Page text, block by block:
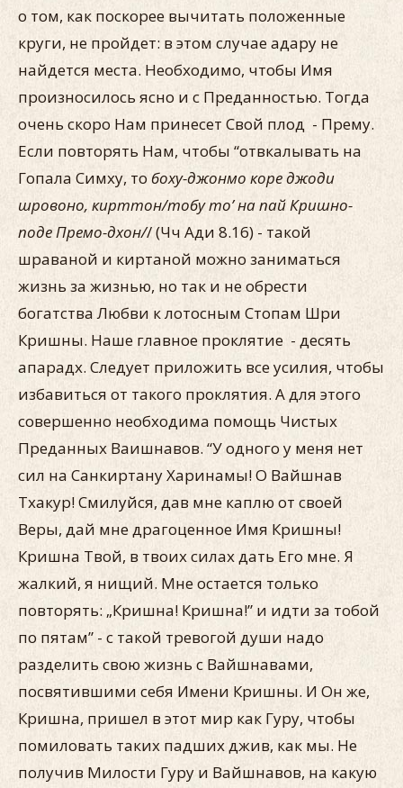
о том, как поскорее вычитать положенные
круги, не пройдет: в этом случае адару не
найдется места. Необходимо, чтобы Имя
произносилось ясно и с Преданностью. Тогда
очень скоро Нам принесет Свой плод - Прему.
Если повторять Нам, чтобы “отвкалывать на
Гопала Симху, то боху-джонмо коре джоди
шровоно, кирттон/тобу то’ на пай Кришно-
поде Премо-дхон// (Чч Ади 8.16) - такой
шраваной и киртаной можно заниматься
жизнь за жизнью, но так и не обрести
богатства Любви к лотосным Стопам Шри
Кришны. Наше главное проклятие - десять
апарадх. Следует приложить все усилия, чтобы
избавиться от такого проклятия. А для этого
совершенно необходима помощь Чистых
Преданных Ваишнавов. “У одного у меня нет
сил на Санкиртану Харинамы! О Вайшнав
Тхакур! Смилуйся, дав мне каплю от своей
Веры, дай мне драгоценное Имя Кришны!
Кришна Твой, в твоих силах дать Его мне. Я
жалкий, я нищий. Мне остается только
повторять: „Кришна! Кришна!” и идти за тобой
по пятам” - с такой тревогой души надо
разделить свою жизнь с Вайшнавами,
посвятившими себя Имени Кришны. И Он же,
Кришна, пришел в этот мир как Гуру, чтобы
помиловать таких падших джив, как мы. Не
получив Милости Гуру и Вайшнавов, на какую